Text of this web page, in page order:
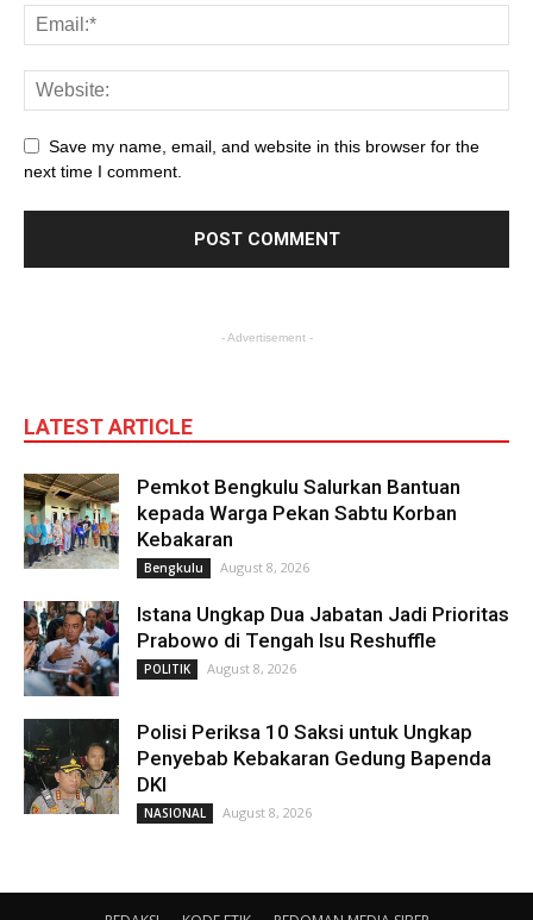
Save my name, email, and website in this browser for the
next time I comment.
- Advertisement -
LATEST ARTICLE
Pemkot Bengkulu Salurkan Bantuan
kepada Warga Pekan Sabtu Korban
Kebakaran
Bengkulu August 8, 2026
Istana Ungkap Dua Jabatan Jadi Prioritas
Prabowo di Tengah Isu Reshuffle
POLITIK August 8, 2026
Polisi Periksa 10 Saksi untuk Ungkap
Penyebab Kebakaran Gedung Bapenda
DKI
NASIONAL August 8, 2026